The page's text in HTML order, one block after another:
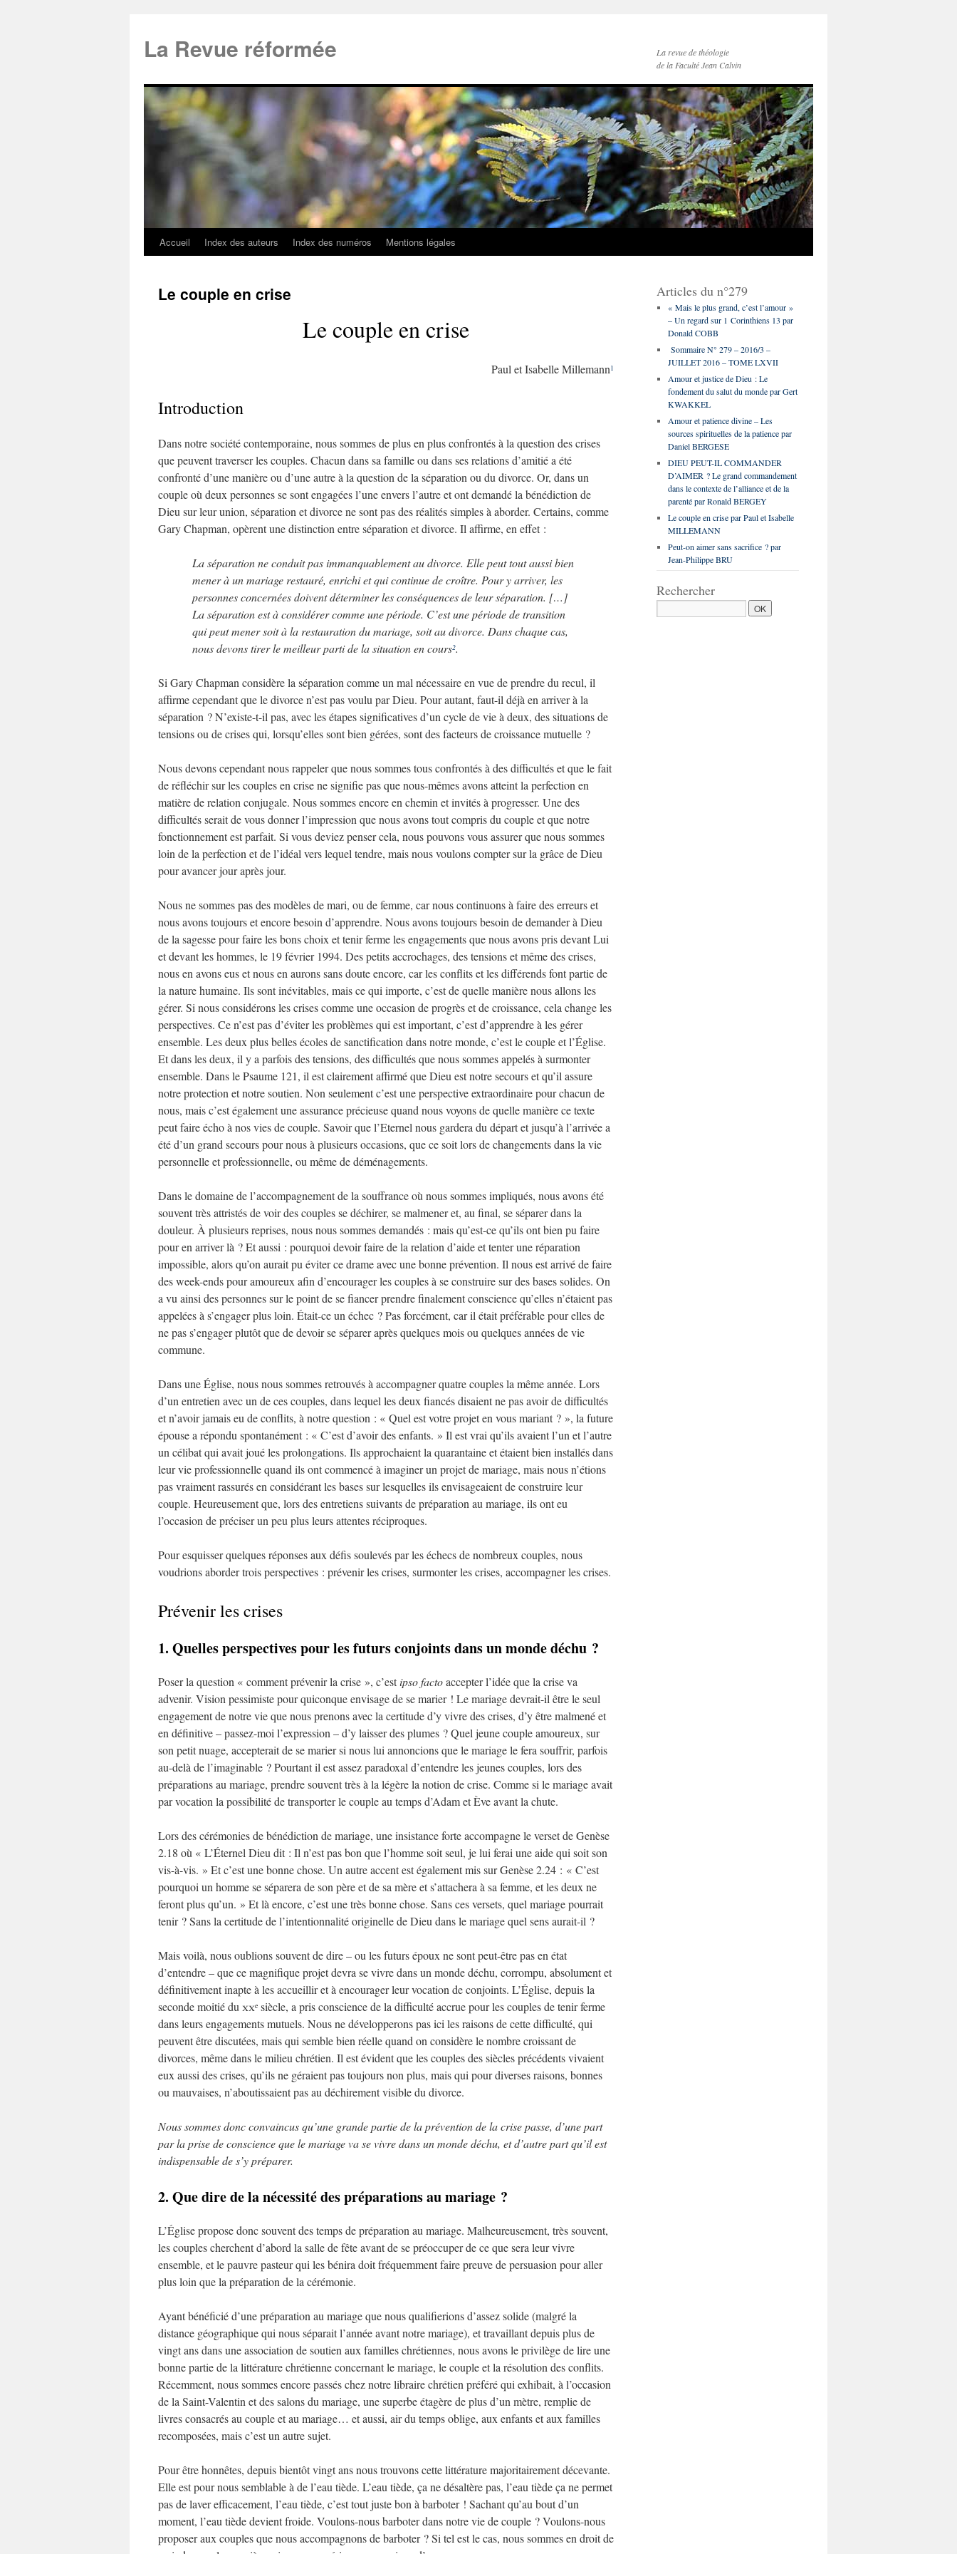
La Revue réformée
La revue de théologie
de la Faculté Jean Calvin
Accueil Index des auteurs Index des numéros Mentions légales
Le couple en crise
Le couple en crise
Paul et Isabelle Millemann1
Introduction
Dans notre société contemporaine, nous sommes de plus en plus confrontés à la question des crises
que peuvent traverser les couples. Chacun dans sa famille ou dans ses relations d’amitié a été
confronté d’une manière ou d’une autre à la question de la séparation ou du divorce. Or, dans un
couple où deux personnes se sont engagées l’une envers l’autre et ont demandé la bénédiction de
Dieu sur leur union, séparation et divorce ne sont pas des réalités simples à aborder. Certains, comme
Gary Chapman, opèrent une distinction entre séparation et divorce. Il affirme, en effet :
La séparation ne conduit pas immanquablement au divorce. Elle peut tout aussi bien
mener à un mariage restauré, enrichi et qui continue de croître. Pour y arriver, les
personnes concernées doivent déterminer les conséquences de leur séparation. […]
La séparation est à considérer comme une période. C’est une période de transition
qui peut mener soit à la restauration du mariage, soit au divorce. Dans chaque cas,
nous devons tirer le meilleur parti de la situation en cours2.
Si Gary Chapman considère la séparation comme un mal nécessaire en vue de prendre du recul, il
affirme cependant que le divorce n’est pas voulu par Dieu. Pour autant, faut-il déjà en arriver à la
séparation ? N’existe-t-il pas, avec les étapes significatives d’un cycle de vie à deux, des situations de
tensions ou de crises qui, lorsqu’elles sont bien gérées, sont des facteurs de croissance mutuelle ?
Nous devons cependant nous rappeler que nous sommes tous confrontés à des difficultés et que le fait
de réfléchir sur les couples en crise ne signifie pas que nous-mêmes avons atteint la perfection en
matière de relation conjugale. Nous sommes encore en chemin et invités à progresser. Une des
difficultés serait de vous donner l’impression que nous avons tout compris du couple et que notre
fonctionnement est parfait. Si vous deviez penser cela, nous pouvons vous assurer que nous sommes
loin de la perfection et de l’idéal vers lequel tendre, mais nous voulons compter sur la grâce de Dieu
pour avancer jour après jour.
Nous ne sommes pas des modèles de mari, ou de femme, car nous continuons à faire des erreurs et
nous avons toujours et encore besoin d’apprendre. Nous avons toujours besoin de demander à Dieu
de la sagesse pour faire les bons choix et tenir ferme les engagements que nous avons pris devant Lui
et devant les hommes, le 19 février 1994. Des petits accrochages, des tensions et même des crises,
nous en avons eus et nous en aurons sans doute encore, car les conflits et les différends font partie de
la nature humaine. Ils sont inévitables, mais ce qui importe, c’est de quelle manière nous allons les
gérer. Si nous considérons les crises comme une occasion de progrès et de croissance, cela change les
perspectives. Ce n’est pas d’éviter les problèmes qui est important, c’est d’apprendre à les gérer
ensemble. Les deux plus belles écoles de sanctification dans notre monde, c’est le couple et l’Église.
Et dans les deux, il y a parfois des tensions, des difficultés que nous sommes appelés à surmonter
ensemble. Dans le Psaume 121, il est clairement affirmé que Dieu est notre secours et qu’il assure
notre protection et notre soutien. Non seulement c’est une perspective extraordinaire pour chacun de
nous, mais c’est également une assurance précieuse quand nous voyons de quelle manière ce texte
peut faire écho à nos vies de couple. Savoir que l’Eternel nous gardera du départ et jusqu’à l’arrivée a
été d’un grand secours pour nous à plusieurs occasions, que ce soit lors de changements dans la vie
personnelle et professionnelle, ou même de déménagements.
Dans le domaine de l’accompagnement de la souffrance où nous sommes impliqués, nous avons été
souvent très attristés de voir des couples se déchirer, se malmener et, au final, se séparer dans la
douleur. À plusieurs reprises, nous nous sommes demandés : mais qu’est-ce qu’ils ont bien pu faire
pour en arriver là ? Et aussi : pourquoi devoir faire de la relation d’aide et tenter une réparation
impossible, alors qu’on aurait pu éviter ce drame avec une bonne prévention. Il nous est arrivé de faire
des week-ends pour amoureux afin d’encourager les couples à se construire sur des bases solides. On
a vu ainsi des personnes sur le point de se fiancer prendre finalement conscience qu’elles n’étaient pas
appelées à s’engager plus loin. Était-ce un échec ? Pas forcément, car il était préférable pour elles de
ne pas s’engager plutôt que de devoir se séparer après quelques mois ou quelques années de vie
commune.
Dans une Église, nous nous sommes retrouvés à accompagner quatre couples la même année. Lors
d’un entretien avec un de ces couples, dans lequel les deux fiancés disaient ne pas avoir de difficultés
et n’avoir jamais eu de conflits, à notre question : « Quel est votre projet en vous mariant ? », la future
épouse a répondu spontanément : « C’est d’avoir des enfants. » Il est vrai qu’ils avaient l’un et l’autre
un célibat qui avait joué les prolongations. Ils approchaient la quarantaine et étaient bien installés dans
leur vie professionnelle quand ils ont commencé à imaginer un projet de mariage, mais nous n’étions
pas vraiment rassurés en considérant les bases sur lesquelles ils envisageaient de construire leur
couple. Heureusement que, lors des entretiens suivants de préparation au mariage, ils ont eu
l’occasion de préciser un peu plus leurs attentes réciproques.
Pour esquisser quelques réponses aux défis soulevés par les échecs de nombreux couples, nous
voudrions aborder trois perspectives : prévenir les crises, surmonter les crises, accompagner les crises.
Prévenir les crises
1. Quelles perspectives pour les futurs conjoints dans un monde déchu ?
Poser la question « comment prévenir la crise », c’estipso factoaccepter l’idée que la crise va
advenir. Vision pessimiste pour quiconque envisage de se marier ! Le mariage devrait-il être le seul
engagement de notre vie que nous prenons avec la certitude d’y vivre des crises, d’y être malmené et
en définitive – passez-moi l’expression – d’y laisser des plumes ? Quel jeune couple amoureux, sur
son petit nuage, accepterait de se marier si nous lui annoncions que le mariage le fera souffrir, parfois
au-delà de l’imaginable ? Pourtant il est assez paradoxal d’entendre les jeunes couples, lors des
préparations au mariage, prendre souvent très à la légère la notion de crise. Comme si le mariage avait
par vocation la possibilité de transporter le couple au temps d’Adam et Ève avant la chute.
Lors des cérémonies de bénédiction de mariage, une insistance forte accompagne le verset de Genèse
2.18 où « L’Éternel Dieu dit : Il n’est pas bon que l’homme soit seul, je lui ferai une aide qui soit son
vis-à-vis. » Et c’est une bonne chose. Un autre accent est également mis sur Genèse 2.24 : « C’est
pourquoi un homme se séparera de son père et de sa mère et s’attachera à sa femme, et les deux ne
feront plus qu’un. » Et là encore, c’est une très bonne chose. Sans ces versets, quel mariage pourrait
tenir ? Sans la certitude de l’intentionnalité originelle de Dieu dans le mariage quel sens aurait-il ?
Mais voilà, nous oublions souvent de dire – ou les futurs époux ne sont peut-être pas en état
d’entendre – que ce magnifique projet devra se vivre dans un monde déchu, corrompu, absolument et
définitivement inapte à les accueillir et à encourager leur vocation de conjoints. L’Église, depuis la
seconde moitié du xxe siècle, a pris conscience de la difficulté accrue pour les couples de tenir ferme
dans leurs engagements mutuels. Nous ne développerons pas ici les raisons de cette difficulté, qui
peuvent être discutées, mais qui semble bien réelle quand on considère le nombre croissant de
divorces, même dans le milieu chrétien. Il est évident que les couples des siècles précédents vivaient
eux aussi des crises, qu’ils ne géraient pas toujours non plus, mais qui pour diverses raisons, bonnes
ou mauvaises, n’aboutissaient pas au déchirement visible du divorce.
Nous sommes donc convaincus qu’une grande partie de la prévention de la crise passe, d’une part
par la prise de conscience que le mariage va se vivre dans un monde déchu, et d’autre part qu’il est
indispensable de s’y préparer.
2. Que dire de la nécessité des préparations au mariage ?
L’Église propose donc souvent des temps de préparation au mariage. Malheureusement, très souvent,
les couples cherchent d’abord la salle de fête avant de se préoccuper de ce que sera leur vivre
ensemble, et le pauvre pasteur qui les bénira doit fréquemment faire preuve de persuasion pour aller
plus loin que la préparation de la cérémonie.
Ayant bénéficié d’une préparation au mariage que nous qualifierions d’assez solide (malgré la
distance géographique qui nous séparait l’année avant notre mariage), et travaillant depuis plus de
vingt ans dans une association de soutien aux familles chrétiennes, nous avons le privilège de lire une
bonne partie de la littérature chrétienne concernant le mariage, le couple et la résolution des conflits.
Récemment, nous sommes encore passés chez notre libraire chrétien préféré qui exhibait, à l’occasion
de la Saint-Valentin et des salons du mariage, une superbe étagère de plus d’un mètre, remplie de
livres consacrés au couple et au mariage… et aussi, air du temps oblige, aux enfants et aux familles
recomposées, mais c’est un autre sujet.
Pour être honnêtes, depuis bientôt vingt ans nous trouvons cette littérature majoritairement décevante.
Elle est pour nous semblable à de l’eau tiède. L’eau tiède, ça ne désaltère pas, l’eau tiède ça ne permet
pas de laver efficacement, l’eau tiède, c’est tout juste bon à barboter ! Sachant qu’au bout d’un
moment, l’eau tiède devient froide. Voulons-nous barboter dans notre vie de couple ? Voulons-nous
proposer aux couples que nous accompagnons de barboter ? Si tel est le cas, nous sommes en droit de
Articles du n°279
« Mais le plus grand, c’est l’amour »
– Un regard sur 1 Corinthiens 13 par
Donald COBB
Sommaire N° 279 – 2016/3 –
JUILLET 2016 – TOME LXVII
Amour et justice de Dieu : Le
fondement du salut du monde par Gert
KWAKKEL
Amour et patience divine – Les
sources spirituelles de la patience par
Daniel BERGESE
DIEU PEUT-IL COMMANDER
D’AIMER ? Le grand commandement
dans le contexte de l’alliance et de la
parenté par Ronald BERGEY
Le couple en crise par Paul et Isabelle
MILLEMANN
Peut-on aimer sans sacrifice ? par
Jean-Philippe BRU
Rechercher